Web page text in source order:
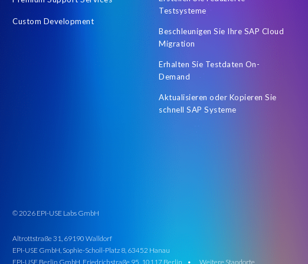
Unmittelbares Wachstum des Produktionssystems
distribution newgeneralledger quality of test
Custom Development
Testsysteme
Beschleunigen Sie Ihre SAP Cloud
Migration
Erhalten Sie Testdaten On-
Demand
Aktualisieren oder Kopieren Sie
schnell SAP Systeme
© 2026 EPI-USE Labs GmbH
Altrottstraße 31, 69190 Walldorf
EPI-USE GmbH, Sophie-Scholl-Platz 8, 63452 Hanau
EPI-USE Berlin GmbH, Friedrichstraße 95, 10117 Berlin •
Weitere Standorte